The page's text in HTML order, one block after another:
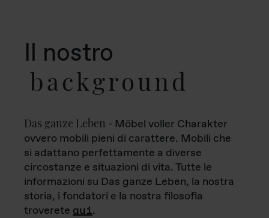
Il nostro
background
Das ganze Leben - Möbel voller Charakter
ovvero mobili pieni di carattere. Mobili che
si adattano perfettamente a diverse
circostanze e situazioni di vita. Tutte le
informazioni su Das ganze Leben, la nostra
storia, i fondatori e la nostra filosofia
troverete qui.